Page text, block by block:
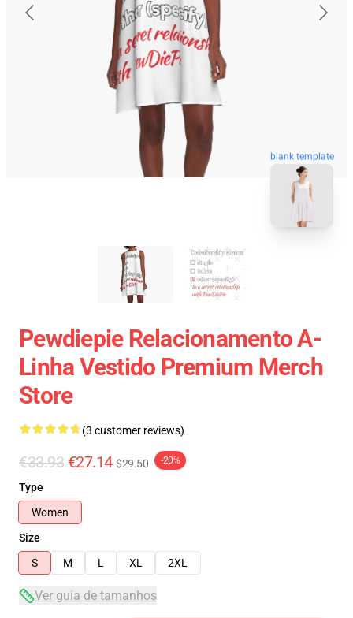
blank template
Pewdiepie Relacionamento A-
Linha Vestido Premium Merch
Store
(3 customer reviews)
€33.93 €27.14 $29.50 -20%
Type
Women
Size
S
M L XL 2XL
Ver guia de tamanhos